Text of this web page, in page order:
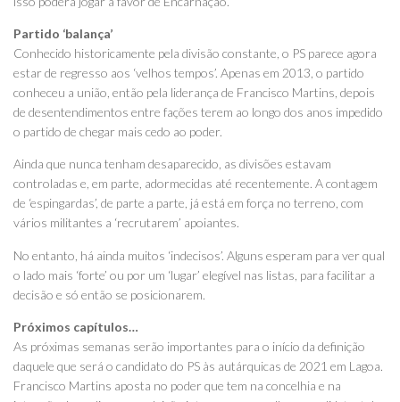
Partido ‘balança’
Conhecido historicamente pela divisão constante, o PS parece agora
estar de regresso aos ‘velhos tempos’. Apenas em 2013, o partido
conheceu a união, então pela liderança de Francisco Martins, depois
de desentendimentos entre fações terem ao longo dos anos impedido
o partido de chegar mais cedo ao poder.
Ainda que nunca tenham desaparecido, as divisões estavam
controladas e, em parte, adormecidas até recentemente. A contagem
de ‘espingardas’, de parte a parte, já está em força no terreno, com
vários militantes a ‘recrutarem’ apoiantes.
No entanto, há ainda muitos ‘indecisos’. Alguns esperam para ver qual
o lado mais ‘forte’ ou por um ‘lugar’ elegível nas listas, para facilitar a
decisão e só então se posicionarem.
Próximos capítulos…
As próximas semanas serão importantes para o início da definição
daquele que será o candidato do PS às autárquicas de 2021 em Lagoa.
Francisco Martins aposta no poder que tem na concelhia e na